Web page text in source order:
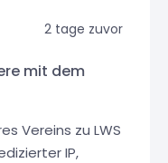
2 tage zuvor
mit dem
Vereins zu LWS
IP,